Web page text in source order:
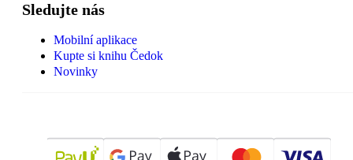
Sledujte nás
Mobilní aplikace
Kupte si knihu Čedok
Novinky